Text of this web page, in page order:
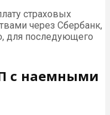
страховых
через Сбербанк,
для последующего
с наемными